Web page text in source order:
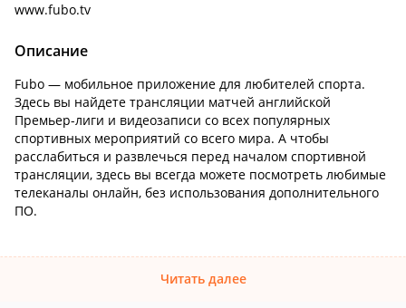
www.fubo.tv
Описание
Fubo — мобильное приложение для любителей спорта.
Здесь вы найдете трансляции матчей английской
Премьер-лиги и видеозаписи со всех популярных
спортивных мероприятий со всего мира. А чтобы
расслабиться и развлечься перед началом спортивной
трансляции, здесь вы всегда можете посмотреть любимые
телеканалы онлайн, без использования дополнительного
ПО.
Читать далее